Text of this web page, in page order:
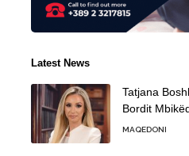
Latest News
Tatjana
Bordit
MAQEDONI